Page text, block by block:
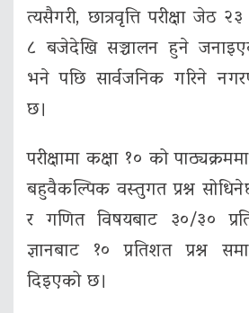
त्यसैगरी, छात्रवृत्ति परीक्षा जेठ
८ बजेदेखि सञ्चालन हुने
भने पछि सार्वजनिक गरिने
छ।
परीक्षामा कक्षा १० को
बहुवैकल्पिक वस्तुगत प्रश्न
र गणित विषयबाट ३०/३०
ज्ञानबाट १० प्रतिशत प्रश्न
दिइएको छ।